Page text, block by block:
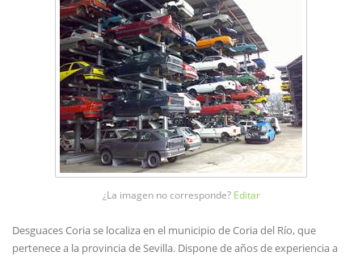
¿La imagen no corresponde? Editar
Desguaces Coria se localiza en el municipio de Coria del Río, que
pertenece a la provincia de Sevilla. Dispone de años de experiencia a